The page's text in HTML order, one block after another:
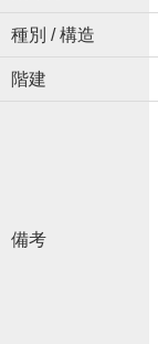
種別 / 構造
階建
備考